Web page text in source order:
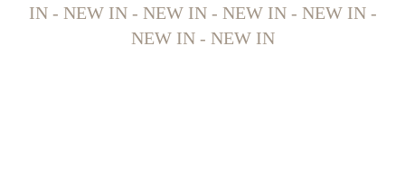
IN - NEW IN - NEW IN - NEW IN - NEW IN -
NEW IN - NEW IN